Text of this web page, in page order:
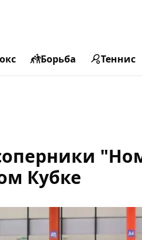
Борьба Теннис
Кубке